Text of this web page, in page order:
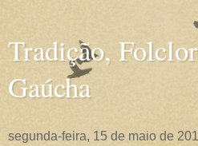
Tradição,
Gaúcha
segunda-feira, 15 de maio de